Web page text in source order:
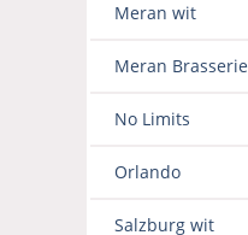
Meran wit
Meran Brasserie
No Limits
Orlando
Salzburg wit